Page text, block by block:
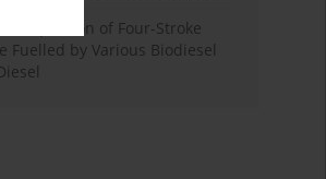
Comparison of Four-Stroke
Fuelled by Various Biodiesel